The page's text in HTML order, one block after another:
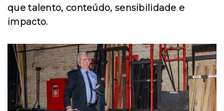
que talento, conteúdo, sensibilidade e
impacto.